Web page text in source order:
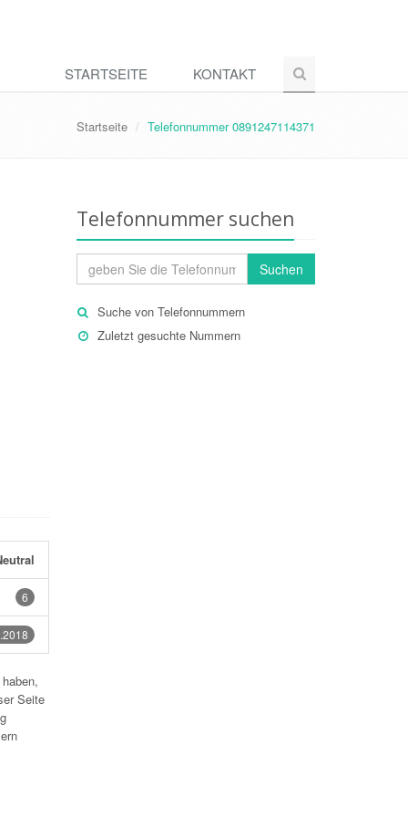
STARTSEITE KONTAKT
Startseite Telefonnummer 0891247114371
6
Seite
Telefonnummer suchen
Suchen
Suche von Telefonnummern
Zuletzt gesuchte Nummern